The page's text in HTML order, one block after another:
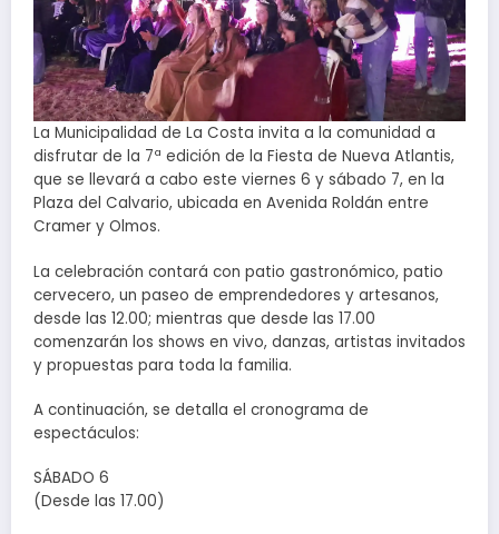
La Municipalidad de La Costa invita a la comunidad a
disfrutar de la 7ª edición de la Fiesta de Nueva Atlantis,
que se llevará a cabo este viernes 6 y sábado 7, en la
Plaza del Calvario, ubicada en Avenida Roldán entre
Cramer y Olmos.
La celebración contará con patio gastronómico, patio
cervecero, un paseo de emprendedores y artesanos,
desde las 12.00; mientras que desde las 17.00
comenzarán los shows en vivo, danzas, artistas invitados
y propuestas para toda la familia.
A continuación, se detalla el cronograma de
espectáculos:
SÁBADO 6
(Desde las 17.00)